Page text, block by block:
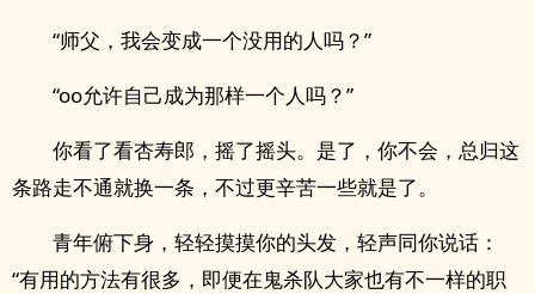
“师父，我会变成一个没用的人吗？”
“oo允许自己成为那样一个人吗？”
你看了看杏寿郎，摇了摇头。是了，你不会，总归这
条路走不通就换一条，不过更辛苦一些就是了。
青年俯下身，轻轻摸摸你的头发，轻声同你说话：
“有用的方法有很多，即便在鬼杀队大家也有不一样的职